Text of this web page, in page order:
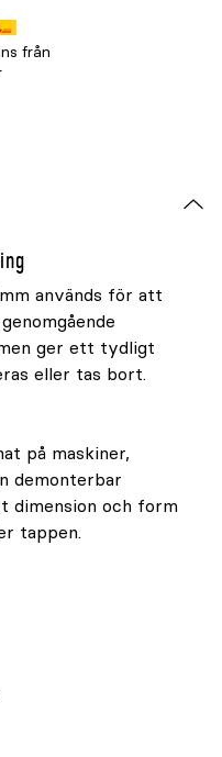
från
används för att
ger ett tydligt
eller tas bort.
på maskiner,
demonterbar
dimension och form
tappen.